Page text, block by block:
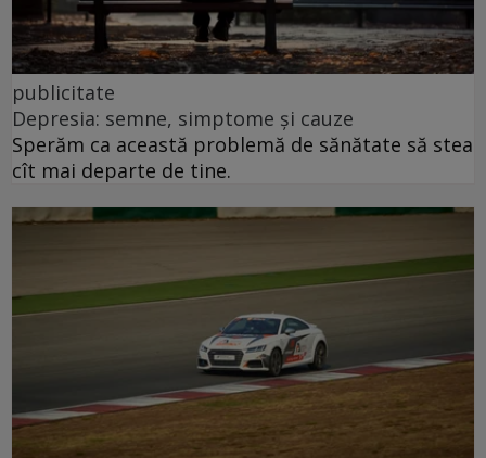
publicitate
Depresia: semne, simptome și cauze
Sperăm ca această problemă de sănătate să stea
cît mai departe de tine.